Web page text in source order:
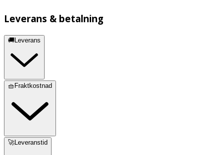
Leverans & betalning
🚚Leverans
🧺Fraktkostnad
🚀Leveranstid